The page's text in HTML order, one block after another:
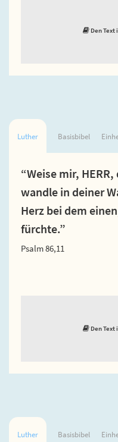
Den
Luther Basisbibel
“Weise mir,
wandle in deiner
Herz bei dem
fürchte.”
Psalm 86,11
Den
Luther Basisbibel